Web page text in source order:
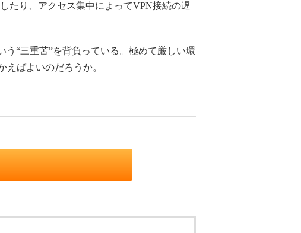
たり、アクセス集中によってVPN接続の遅
“三重苦”を背負っている。極めて厳しい環
ばよいのだろうか。